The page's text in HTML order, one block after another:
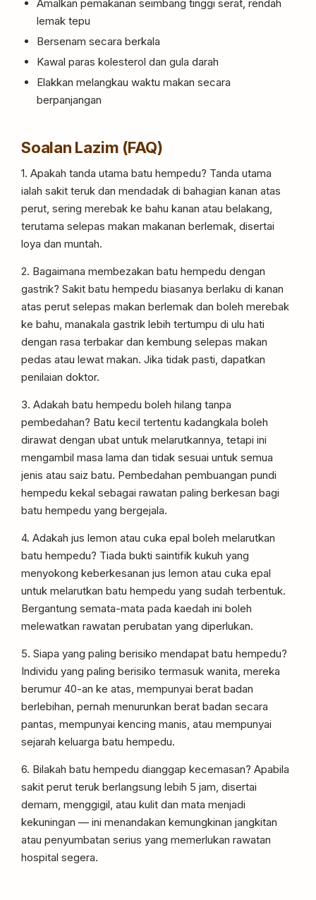
Amalkan pemakanan seimbang tinggi serat, rendah
lemak tepu
Bersenam secara berkala
Kawal paras kolesterol dan gula darah
Elakkan melangkau waktu makan secara
berpanjangan
Soalan Lazim (FAQ)
1. Apakah tanda utama batu hempedu? Tanda utama
ialah sakit teruk dan mendadak di bahagian kanan atas
perut, sering merebak ke bahu kanan atau belakang,
terutama selepas makan makanan berlemak, disertai
loya dan muntah.
2. Bagaimana membezakan batu hempedu dengan
gastrik? Sakit batu hempedu biasanya berlaku di kanan
atas perut selepas makan berlemak dan boleh merebak
ke bahu, manakala gastrik lebih tertumpu di ulu hati
dengan rasa terbakar dan kembung selepas makan
pedas atau lewat makan. Jika tidak pasti, dapatkan
penilaian doktor.
3. Adakah batu hempedu boleh hilang tanpa
pembedahan? Batu kecil tertentu kadangkala boleh
dirawat dengan ubat untuk melarutkannya, tetapi ini
mengambil masa lama dan tidak sesuai untuk semua
jenis atau saiz batu. Pembedahan pembuangan pundi
hempedu kekal sebagai rawatan paling berkesan bagi
batu hempedu yang bergejala.
4. Adakah jus lemon atau cuka epal boleh melarutkan
batu hempedu? Tiada bukti saintifik kukuh yang
menyokong keberkesanan jus lemon atau cuka epal
untuk melarutkan batu hempedu yang sudah terbentuk.
Bergantung semata-mata pada kaedah ini boleh
melewatkan rawatan perubatan yang diperlukan.
5. Siapa yang paling berisiko mendapat batu hempedu?
Individu yang paling berisiko termasuk wanita, mereka
berumur 40-an ke atas, mempunyai berat badan
berlebihan, pernah menurunkan berat badan secara
pantas, mempunyai kencing manis, atau mempunyai
sejarah keluarga batu hempedu.
6. Bilakah batu hempedu dianggap kecemasan? Apabila
sakit perut teruk berlangsung lebih 5 jam, disertai
demam, menggigil, atau kulit dan mata menjadi
kekuningan — ini menandakan kemungkinan jangkitan
atau penyumbatan serius yang memerlukan rawatan
hospital segera.